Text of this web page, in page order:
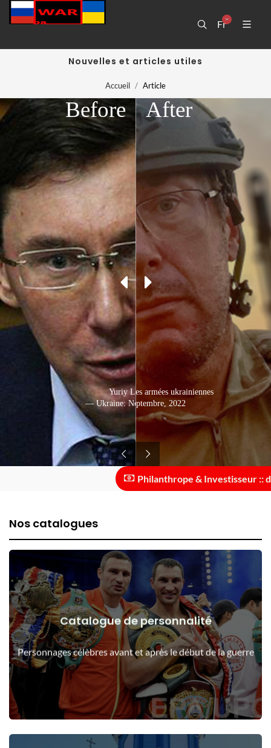
Fr
Nouvelles et articles utiles
Accueil Article
Dans les rangs des forces armées ukrainiennes
— Ukraine: Septembre, 2022
After
Yuriy Lutsenko
— Ukraine: Novembre, 2018
Before
Philanthrope & Investisseur ::
Nos catalogues
Catalogue de personnalité
Personnages célèbres avant et après le début de la guerre
Les gens avant et après le début de la guerre
Voir les détails